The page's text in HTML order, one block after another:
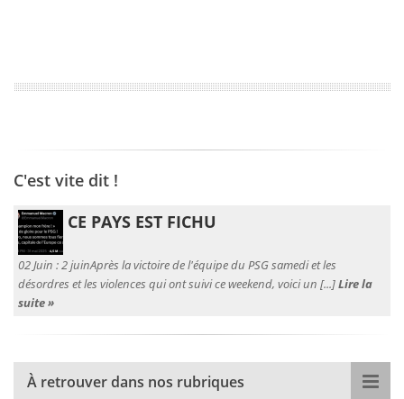
C'est vite dit !
CE PAYS EST FICHU
02 Juin :2 juinAprès la victoire de l'équipe du PSG samedi et les
désordres et les violences qui ont suivi ce weekend, voici un [...]Lire la
suite »
À retrouver dans nos rubriques